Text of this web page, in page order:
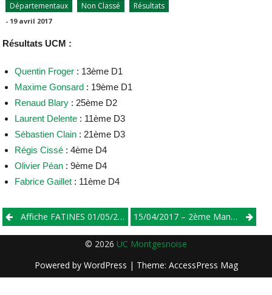
Départementaux Non Classé Résultats
- 19 avril 2017
Résultats UCM :
Quentin Froger : 13ème D1
Maxime Gonsard : 19ème D1
Renaud Blary : 25ème D2
Laurent Delente : 11ème D3
Sébastien Clain : 21ème D3
Régis Cissé : 4ème D4
Olivier Péan : 9ème D4
Fabrice Gaillet : 11ème D4
Post
navigation
Affiche FATINES 01/05/2017 15/04/2017 – 2ème Manche Piste Du Challenge Huby À La Roche / Yon
© 2026 UC Montgesnoise
Powered by WordPress | Theme: AccessPress Mag